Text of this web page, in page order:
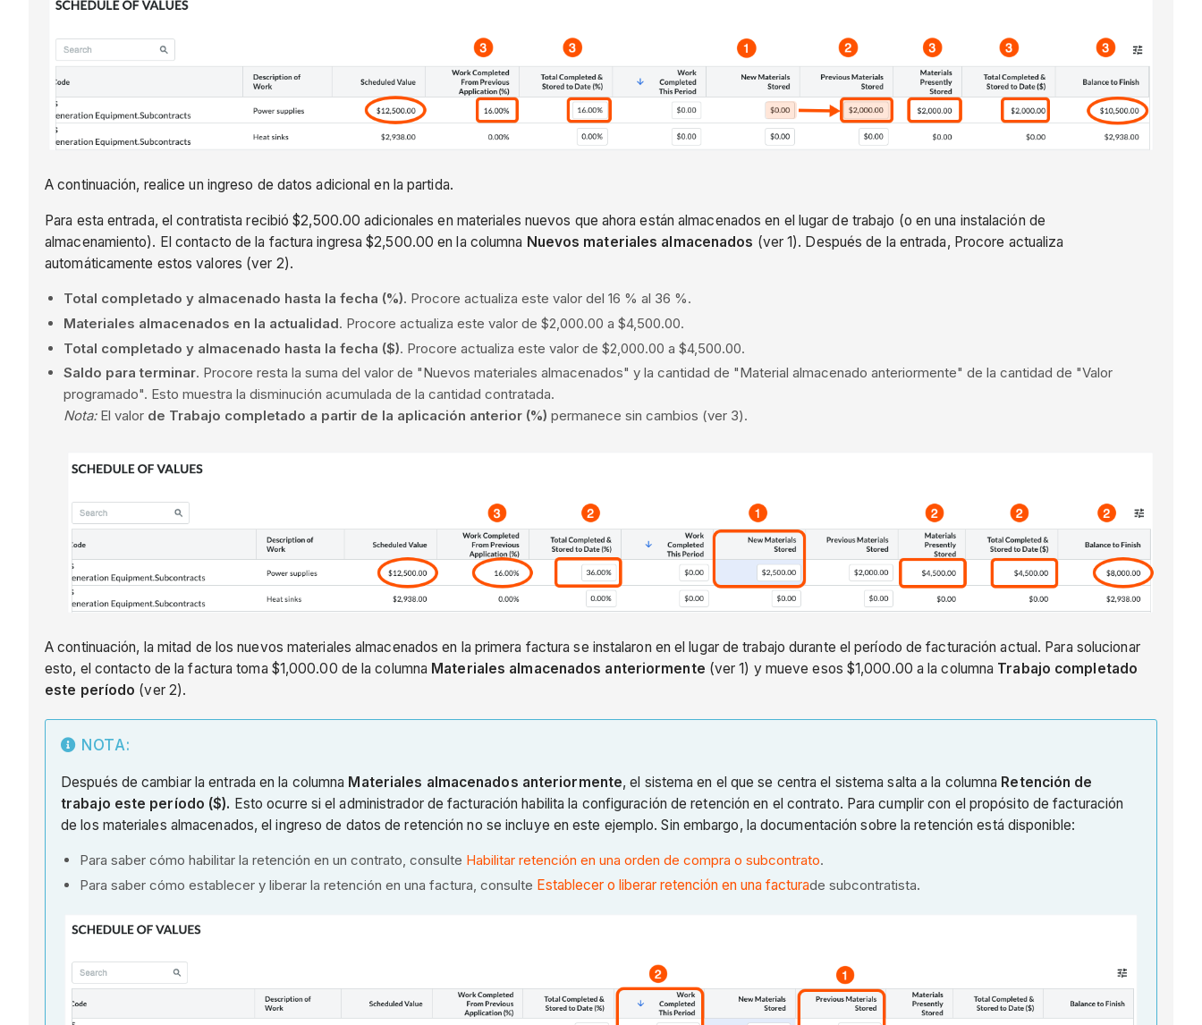
A continuación, realice un ingreso de datos adicional en la partida.
Para esta entrada, el contratista recibió $2,500.00 adicionales en materiales nuevos que ahora están almacenados en el lugar de trabajo (o en una instalación de
almacenamiento). El contacto de la factura ingresa $2,500.00 en la columna Nuevos materiales almacenados (ver 1). Después de la entrada, Procore actualiza
automáticamente estos valores (ver 2).
Total completado y almacenado hasta la fecha (%). Procore actualiza este valor del 16 % al 36 %.
Materiales almacenados en la actualidad. Procore actualiza este valor de $2,000.00 a $4,500.00.
Total completado y almacenado hasta la fecha ($). Procore actualiza este valor de $2,000.00 a $4,500.00.
Saldo para terminar. Procore resta la suma del valor de "Nuevos materiales almacenados" y la cantidad de "Material almacenado anteriormente" de la cantidad de "Valor
programado". Esto muestra la disminución acumulada de la cantidad contratada.
Nota: El valor de Trabajo completado a partir de la aplicación anterior (%) permanece sin cambios (ver 3).
A continuación, la mitad de los nuevos materiales almacenados en la primera factura se instalaron en el lugar de trabajo durante el período de facturación actual. Para solucionar
esto, el contacto de la factura toma $1,000.00 de la columna Materiales almacenados anteriormente (ver 1) y mueve esos $1,000.00 a la columna Trabajo completado
este período (ver 2).
NOTA:
Después de cambiar la entrada en la columna Materiales almacenados anteriormente, el sistema en el que se centra el sistema salta a la columna Retención de
trabajo este período ($). Esto ocurre si el administrador de facturación habilita la configuración de retención en el contrato. Para cumplir con el propósito de facturación
de los materiales almacenados, el ingreso de datos de retención no se incluye en este ejemplo. Sin embargo, la documentación sobre la retención está disponible:
Para saber cómo habilitar la retención en un contrato, consulte Habilitar retención en una orden de compra o subcontrato.
Para saber cómo establecer y liberar la retención en una factura, consulte Establecer o liberar retención en una facturade subcontratista.